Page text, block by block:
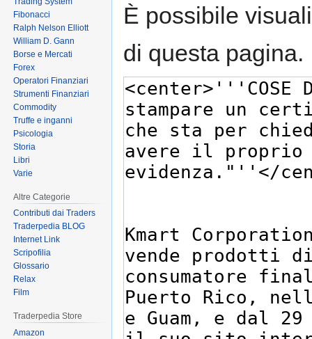
È possibile
di questa pagina.
Fibonacci
Ralph Nelson Elliott
William D. Gann
Borse e Mercati
Forex
Operatori Finanziari
Strumenti Finanziari
Commodity
Truffe e inganni
Psicologia
Storia
Libri
Varie
Altre Categorie
Contributi dai Traders
Traderpedia BLOG
Internet Link
Scripofilia
Glossario
Relax
Film
Traderpedia Store
Amazon